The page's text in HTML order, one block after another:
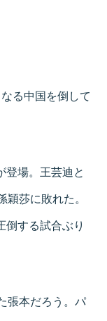
る中国を倒して
登場。王芸迪と
莎に敗れた。
倒する試合ぶり
張本だろう。パ